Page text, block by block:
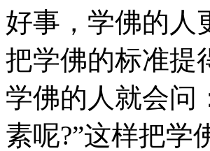
好事，学佛的人
把学佛的标准提
学佛的人就会问
素呢?”这样把学